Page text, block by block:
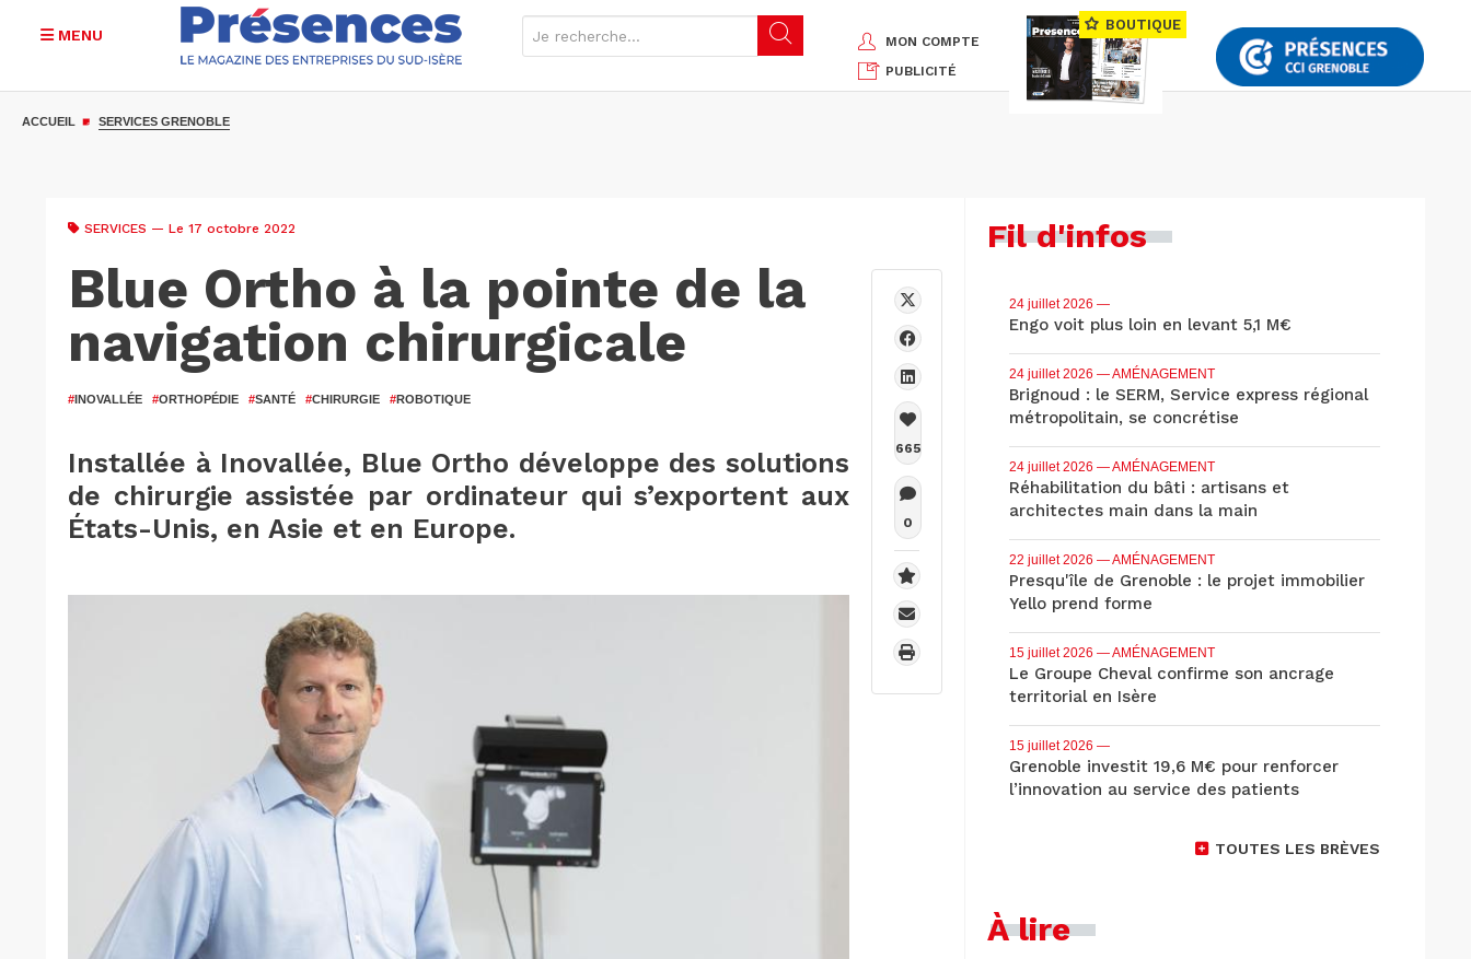
MENU
MON COMPTE
PUBLICITÉ
BOUTIQUE
ACCUEIL SERVICES GRENOBLE
SERVICES — Le 17 octobre 2022
Blue Ortho à la pointe de la
navigation chirurgicale
#INOVALLÉE #ORTHOPÉDIE #SANTÉ #CHIRURGIE #ROBOTIQUE
Installée à Inovallée, Blue Ortho développe des solutions
de chirurgie assistée par ordinateur qui s’exportent aux
États-Unis, en Asie et en Europe.
665
0
Fil d'infos
24 juillet 2026 —
Engo voit plus loin en levant 5,1 M€
24 juillet 2026 — AMÉNAGEMENT
Brignoud : le SERM, Service express régional
métropolitain, se concrétise
24 juillet 2026 — AMÉNAGEMENT
Réhabilitation du bâti : artisans et
architectes main dans la main
22 juillet 2026 — AMÉNAGEMENT
Presqu'île de Grenoble : le projet immobilier
Yello prend forme
15 juillet 2026 — AMÉNAGEMENT
Le Groupe Cheval confirme son ancrage
territorial en Isère
15 juillet 2026 —
Grenoble investit 19,6 M€ pour renforcer
l’innovation au service des patients
TOUTES LES BRÈVES
À lire